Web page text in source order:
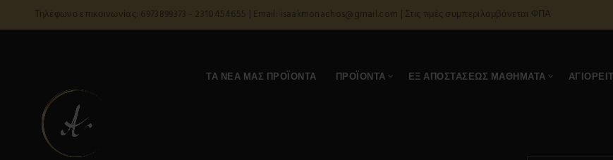
Τηλέφωνο επικοινωνίας: 6973899373 - 2310454655 | Email: isaakmonachos@gmail.com | Στις τιμές συμπεριλαμβάνεται ΦΠΑ
ΤΑ ΝΈΑ ΜΑΣ ΠΡΟΪΌΝΤΑ ΠΡΟΪΌΝΤΑ ΕΞ ΑΠΟΣΤΆΣΕΩΣ ΜΑΘΉΜΑΤΑ